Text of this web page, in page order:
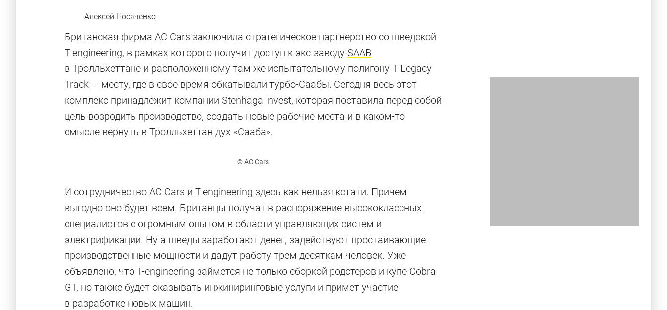
Алексей Носаченко
Британская фирма AC Cars заключила стратегическое партнерство со шведской
T-engineering, в рамках которого получит доступ к экс-заводу SAAB
в Тролльхеттане и расположенному там же испытательному полигону T Legacy
Track — месту, где в свое время обкатывали турбо-Саабы. Сегодня весь этот
комплекс принадлежит компании Stenhaga Invest, которая поставила перед собой
цель возродить производство, создать новые рабочие места и в каком-то
смысле вернуть в Тролльхеттан дух «Сааба».
© AC Cars
И сотрудничество AC Cars и T-engineering здесь как нельзя кстати. Причем
выгодно оно будет всем. Британцы получат в распоряжение высококлассных
специалистов с огромным опытом в области управляющих систем и
электрификации. Ну а шведы заработают денег, задействуют простаивающие
производственные мощности и дадут работу трем десяткам человек. Уже
объявлено, что T-engineering займется не только сборкой родстеров и купе Cobra
GT, но также будет оказывать инжиниринговые услуги и примет участие
в разработке новых машин.